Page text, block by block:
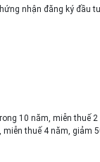
nhận đăng ký đầu
10 năm, miễn thuế
thuế 4 năm, giảm